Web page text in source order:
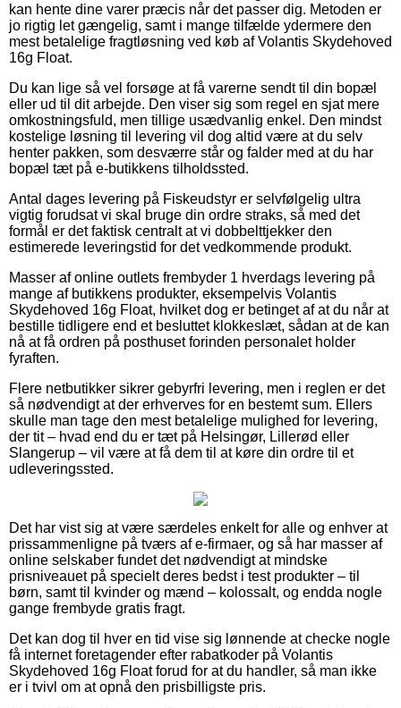
kan hente dine varer præcis når det passer dig. Metoden er
jo rigtig let gængelig, samt i mange tilfælde ydermere den
mest betalelige fragtløsning ved køb af Volantis Skydehoved
16g Float.
Du kan lige så vel forsøge at få varerne sendt til din bopæl
eller ud til dit arbejde. Den viser sig som regel en sjat mere
omkostningsfuld, men tillige usædvanlig enkel. Den mindst
kostelige løsning til levering vil dog altid være at du selv
henter pakken, som desværre står og falder med at du har
bopæl tæt på e-butikkens tilholdssted.
Antal dages levering på Fiskeudstyr er selvfølgelig ultra
vigtig forudsat vi skal bruge din ordre straks, så med det
formål er det faktisk centralt at vi dobbelttjekker den
estimerede leveringstid for det vedkommende produkt.
Masser af online outlets frembyder 1 hverdags levering på
mange af butikkens produkter, eksempelvis Volantis
Skydehoved 16g Float, hvilket dog er betinget af at du når at
bestille tidligere end et besluttet klokkeslæt, sådan at de kan
nå at få ordren på posthuset forinden personalet holder
fyraften.
Flere netbutikker sikrer gebyrfri levering, men i reglen er det
så nødvendigt at der erhverves for en bestemt sum. Ellers
skulle man tage den mest betalelige mulighed for levering,
der tit – hvad end du er tæt på Helsingør, Lillerød eller
Slangerup – vil være at få dem til at køre din ordre til et
udleveringssted.
Det har vist sig at være særdeles enkelt for alle og enhver at
prissammenligne på tværs af e-firmaer, og så har masser af
online selskaber fundet det nødvendigt at mindske
prisniveauet på specielt deres bedst i test produkter – til
børn, samt til kvinder og mænd – kolossalt, og endda nogle
gange frembyde gratis fragt.
Det kan dog til hver en tid vise sig lønnende at checke nogle
få internet foretagender efter rabatkoder på Volantis
Skydehoved 16g Float forud for at du handler, så man ikke
er i tvivl om at opnå den prisbilligste pris.